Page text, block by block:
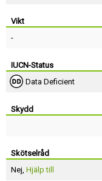
Vikt
-
IUCN-Status
Data Deficient
Skydd
Skötselråd
Nej, Hjälp till